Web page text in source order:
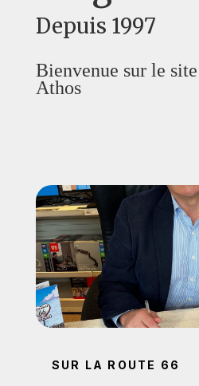
Depuis 1997
Bienvenue sur le
Athos
SUR LA ROUTE 66